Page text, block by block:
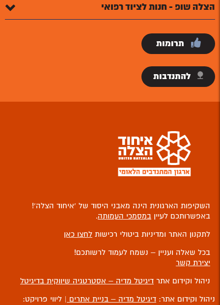
הצלה שופ - חנות לציוד רפואי
תרומות
להתנדבות
השקיפות הארגונית הינה מאבני היסוד של ‘איחוד הצלה’!
באפשרותכם לעיין במסמכי העמותה.
לתקנון האתר ומדיניות ביטולי רכישות לחצו כאן
בכל שאלה ועניין – נשמח לעמוד לרשותכם!
יצירת קשר
ניהול וקידום אתר דיגיטל מדיה – אסטרטגיה שיווקית בדיגיטל
ניהול וקידום אתר: דיגיטל מדיה – בניית אתרים | ליווי פרויקט: